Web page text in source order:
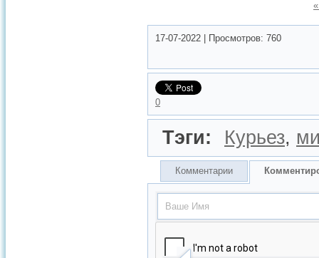
17-07-2022 Просмотров: 760
0
Тэги: Курьез,
Комментарии